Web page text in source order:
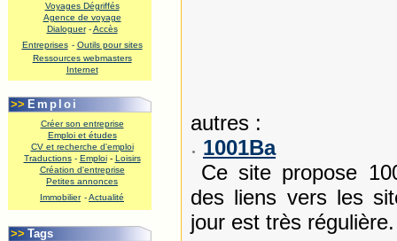
Voyages Dégriffés
Agence de voyage
Dialoguer-Accès
Entreprises - Outils pour sites
Ressources webmasters
Internet
>> Emploi
Créer son entreprise
Emploi et études
CV et recherche d'emploi
Traductions- Emploi- Loisirs
Création d'entreprise
Petites annonces
Immobilier -Actualité
>> Tags
autres :
1001Ba
Ce site propose
des liens vers les
jour est très